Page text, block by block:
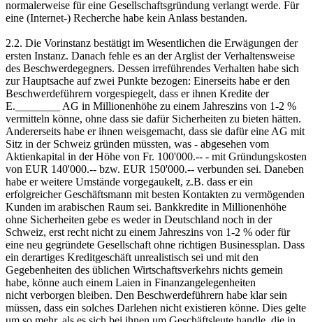
normalerweise für eine Gesellschaftsgründung verlangt werde. Für
eine (Internet-) Recherche habe kein Anlass bestanden.
2.2. Die Vorinstanz bestätigt im Wesentlichen die Erwägungen der
ersten Instanz. Danach fehle es an der Arglist der Verhaltensweise
des Beschwerdegegners. Dessen irreführendes Verhalten habe sich
zur Hauptsache auf zwei Punkte bezogen: Einerseits habe er den
Beschwerdeführern vorgespiegelt, dass er ihnen Kredite der
E.________ AG in Millionenhöhe zu einem Jahreszins von 1-2 %
vermitteln könne, ohne dass sie dafür Sicherheiten zu bieten hätten.
Andererseits habe er ihnen weisgemacht, dass sie dafür eine AG mit
Sitz in der Schweiz gründen müssten, was - abgesehen vom
Aktienkapital in der Höhe von Fr. 100'000.-- - mit Gründungskosten
von EUR 140'000.-- bzw. EUR 150'000.-- verbunden sei. Daneben
habe er weitere Umstände vorgegaukelt, z.B. dass er ein
erfolgreicher Geschäftsmann mit besten Kontakten zu vermögenden
Kunden im arabischen Raum sei. Bankkredite in Millionenhöhe
ohne Sicherheiten gebe es weder in Deutschland noch in der
Schweiz, erst recht nicht zu einem Jahreszins von 1-2 % oder für
eine neu gegründete Gesellschaft ohne richtigen Businessplan. Dass
ein derartiges Kreditgeschäft unrealistisch sei und mit den
Gegebenheiten des üblichen Wirtschaftsverkehrs nichts gemein
habe, könne auch einem Laien in Finanzangelegenheiten
nicht verborgen bleiben. Den Beschwerdeführern habe klar sein
müssen, dass ein solches Darlehen nicht existieren könne. Dies gelte